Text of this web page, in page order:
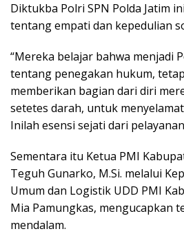
Diktukba Polri SPN Polda Jatim
tentang empati dan kepedulian
“Mereka belajar bahwa menjadi
tentang penegakan hukum,
memberikan bagian dari diri
setetes darah, untuk
Inilah esensi sejati dari
Sementara itu Ketua PMI
Teguh Gunarko, M.Si. melalui
Umum dan Logistik UDD PMI
Mia Pamungkas, mengucapkan
mendalam.